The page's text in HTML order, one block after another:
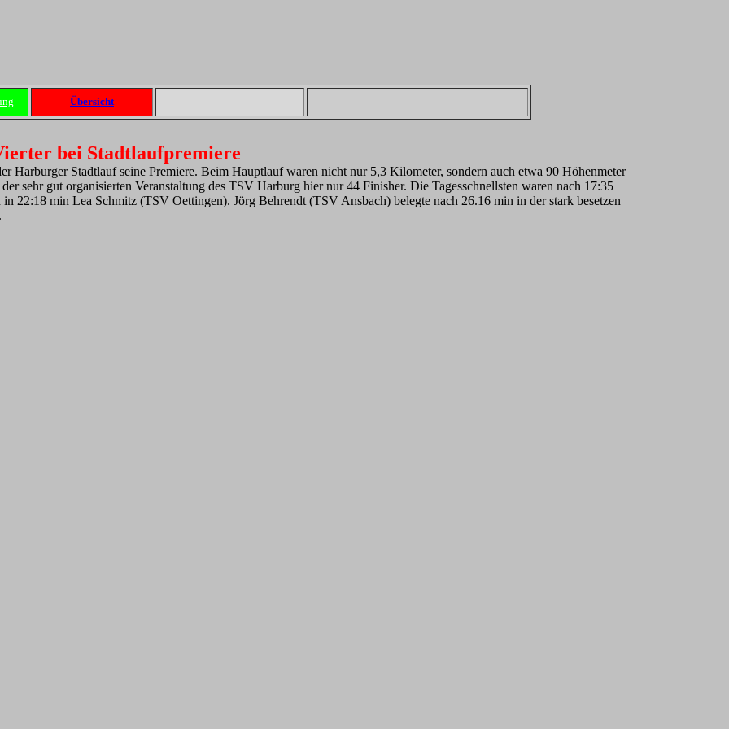
Übersicht
bei Stadtlaufpremiere
Harburger Stadtlauf seine Premiere. Beim Hauptlauf waren nicht nur 5,3 Kilometer, sondern auch etwa 90 Höhenmeter
sehr gut organisierten Veranstaltung des TSV Harburg hier nur 44 Finisher. Die Tagesschnellsten waren nach 17:35
22:18 min Lea Schmitz (TSV Oettingen). Jörg Behrendt (TSV Ansbach) belegte nach 26.16 min in der stark besetzen